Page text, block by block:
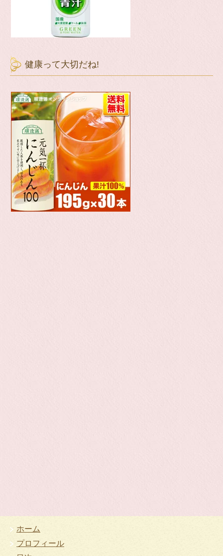
健康って大切だね!
ホーム
プロフィール